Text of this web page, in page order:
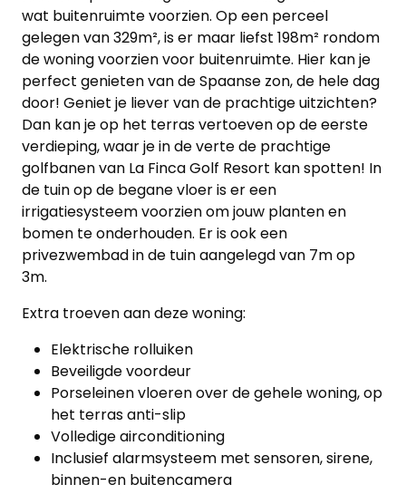
Ons
kantoor
Onze
werkwijze
Contacteer
ons
Blog
Cookies
wat buitenruimte voorzien. Op een perceel
gelegen van 329m², is er maar liefst 198m² rondom
de woning voorzien voor buitenruimte. Hier kan je
perfect genieten van de Spaanse zon, de hele dag
door! Geniet je liever van de prachtige uitzichten?
Dan kan je op het terras vertoeven op de eerste
verdieping, waar je in de verte de prachtige
golfbanen van La Finca Golf Resort kan spotten! In
de tuin op de begane vloer is er een
irrigatiesysteem voorzien om jouw planten en
bomen te onderhouden. Er is ook een
privezwembad in de tuin aangelegd van 7m op
3m.
Extra troeven aan deze woning:
Elektrische rolluiken
Beveiligde voordeur
Porseleinen vloeren over de gehele woning, op
het terras anti-slip
Volledige airconditioning
Inclusief alarmsysteem met sensoren, sirene,
binnen-en buitencamera